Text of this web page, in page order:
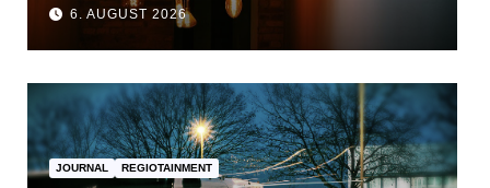
6. AUGUST 2026
JOURNAL REGIOTAINMENT